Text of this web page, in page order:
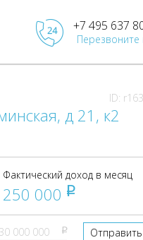
+7 495 637
Перезвоните
ID:
д 21, к2
Фактический доход в месяц
250 000 pуб
pуб Отправить